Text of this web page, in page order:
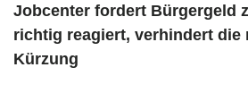
Jobcenter fordert Bürgergeld
richtig reagiert, verhindert die
Kürzung